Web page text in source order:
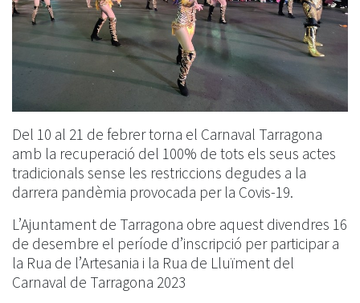
Del 10 al 21 de febrer torna el Carnaval Tarragona
amb la recuperació del 100% de tots els seus actes
tradicionals sense les restriccions degudes a la
darrera pandèmia provocada per la Covis-19.
L’Ajuntament de Tarragona obre aquest divendres 16
de desembre el període d’inscripció per participar a
la Rua de l’Artesania i la Rua de Lluïment del
Carnaval de Tarragona 2023